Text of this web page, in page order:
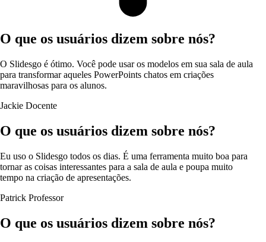
O que os usuários dizem sobre nós?
O Slidesgo é ótimo. Você pode usar os modelos em sua sala de aula
para transformar aqueles PowerPoints chatos em criações
maravilhosas para os alunos.
Jackie Docente
O que os usuários dizem sobre nós?
Eu uso o Slidesgo todos os dias. É uma ferramenta muito boa para
tornar as coisas interessantes para a sala de aula e poupa muito
tempo na criação de apresentações.
Patrick Professor
O que os usuários dizem sobre nós?